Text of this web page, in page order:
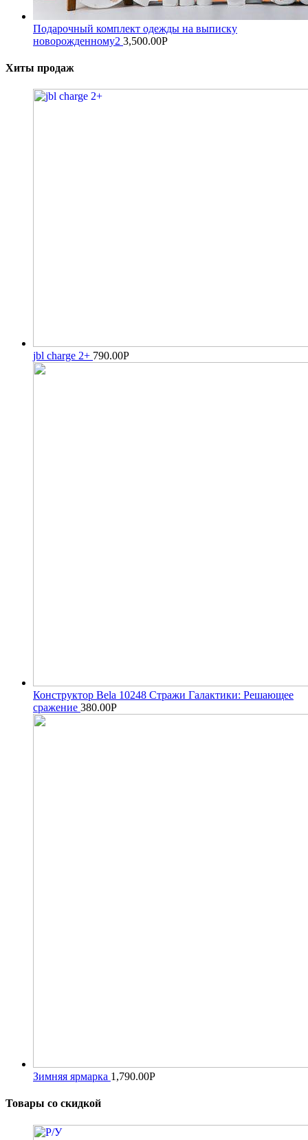
Подарочный комплект одежды на выписку
новорожденному2 3,500.00Р
Хиты продаж
jbl charge 2+ 790.00Р
Конструктор Bela 10248 Стражи Галактики: Решающее
сражение 380.00Р
Зимняя ярмарка 1,790.00Р
Товары со скидкой